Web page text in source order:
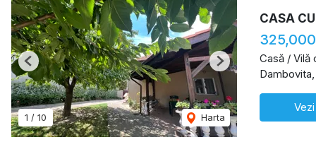
1 / 10 Harta
Previous Next
CASA
Casă / Vilă